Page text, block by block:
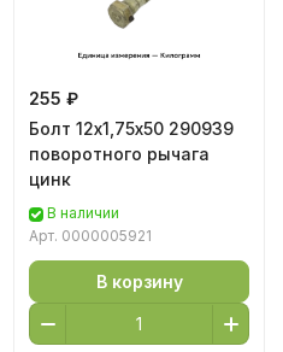
255 ₽
Болт 12х1,75х50 290939
поворотного рычага
цинк
В наличии
Арт. 0000005921
В корзину